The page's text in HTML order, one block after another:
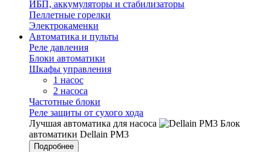
ИБП, аккумуляторы и стабилизаторы
Пеллетные горелки
Электрокаменки
Автоматика и пульты
Реле давления
Блоки автоматики
Шкафы управления
1 насос
2 насоса
Частотные блоки
Реле защиты от сухого хода
Лучшая автоматика для насоса
Блок
автоматики Dellain PM3
Подробнее